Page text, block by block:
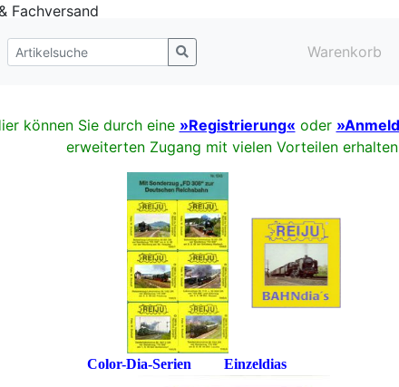
Fachversand
Warenkorb
können Sie durch eine »Registrierung« oder
erweiterten Zugang mit vielen Vorteilen
Color-Dia-Serien Einzeldias